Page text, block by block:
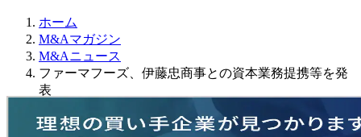
ホーム
M&Aマガジン
M&Aニュース
ファーマフーズ、伊藤忠商事との資本業務提携等を発
表